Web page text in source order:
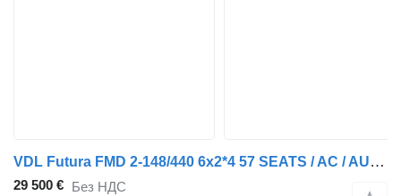
VDL Futura FMD 2-148/440 6x2*4 57 SEATS / AC / AUXILIARY HEATING
29 500 € Без НДС